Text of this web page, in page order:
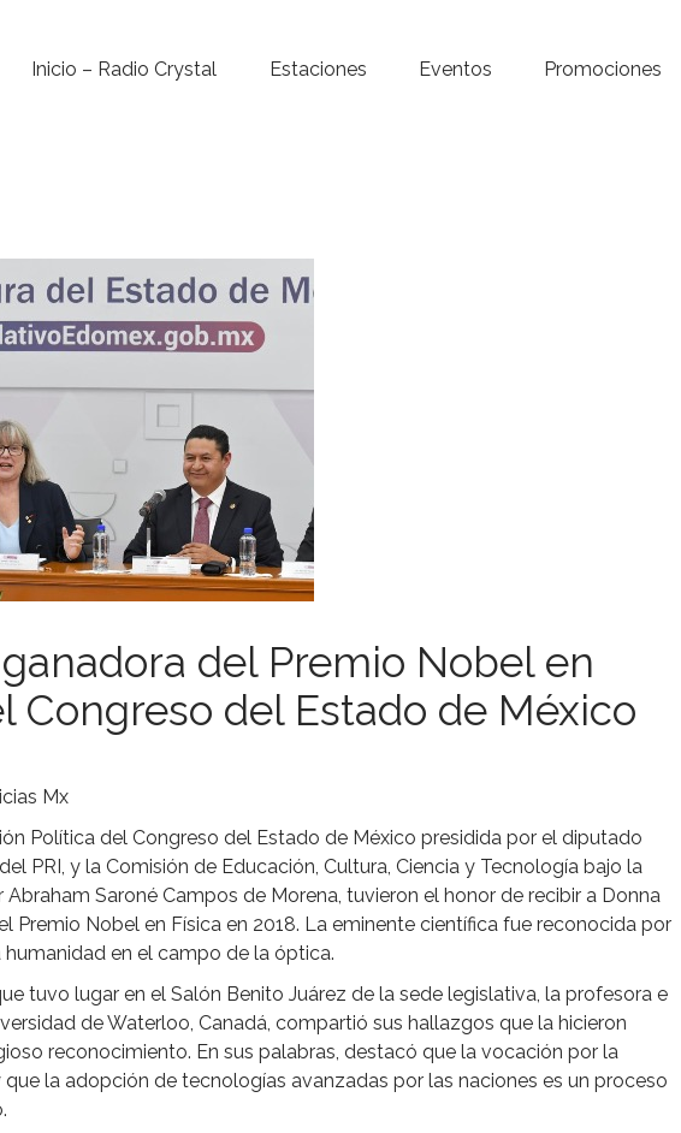
Inicio – Radio Crystal Estaciones Eventos Promociones
Noticias
Para ti
Contacto
del Premio Nobel en
Congreso del Estado de México
Mx
Política del Congreso del Estado de México presidida por el diputado
PRI, y la Comisión de Educación, Cultura, Ciencia y Tecnología bajo la
Saroné Campos de Morena, tuvieron el honor de recibir a Donna
Premio Nobel en Física en 2018. La eminente científica fue reconocida por
en el campo de la óptica.
tuvo lugar en el Salón Benito Juárez de la sede legislativa, la profesora e
de Waterloo, Canadá, compartió sus hallazgos que la hicieron
reconocimiento. En sus palabras, destacó que la vocación por la
la adopción de tecnologías avanzadas por las naciones es un proceso